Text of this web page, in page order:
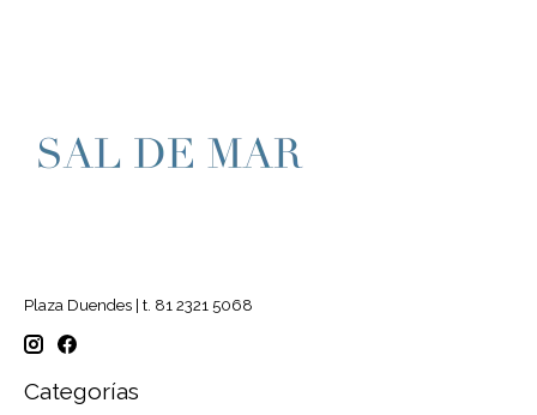
Plaza Duendes | t. 81 2321 5068
Categorías